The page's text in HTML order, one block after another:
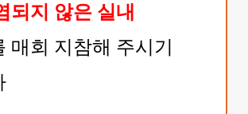
되지 않은실 내
매회 지참해 주시기